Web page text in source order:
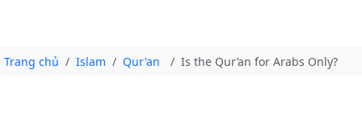
Trang chủ Islam Qur'an Is the Qur’an for Arabs Only?